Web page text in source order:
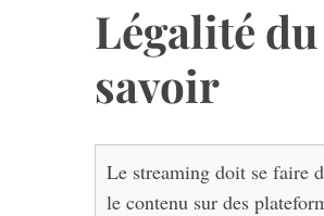
Légalité
savoir
Le streaming doit se faire
le contenu sur des